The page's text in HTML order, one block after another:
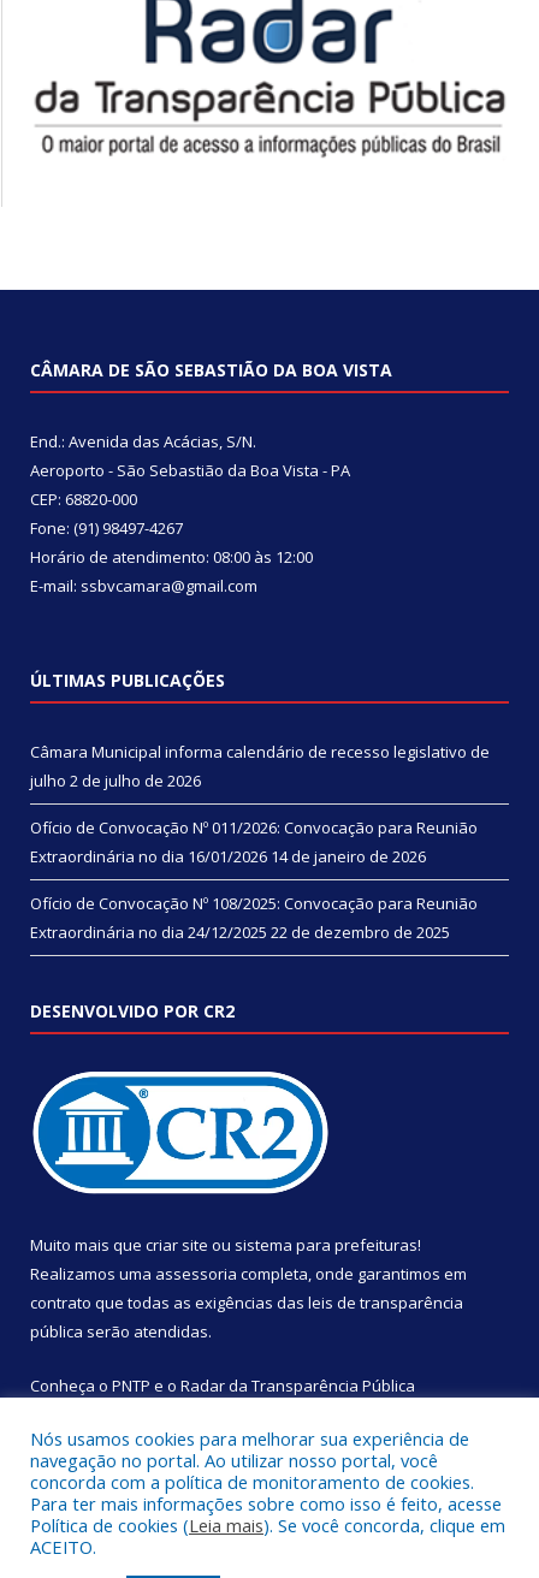
CÂMARA DE SÃO SEBASTIÃO DA BOA VISTA
End.: Avenida das Acácias, S/N.
Aeroporto - São Sebastião da Boa Vista - PA
CEP: 68820-000
Fone: (91) 98497-4267
Horário de atendimento: 08:00 às 12:00
E-mail: ssbvcamara@gmail.com
ÚLTIMAS PUBLICAÇÕES
Câmara Municipal informa calendário de recesso legislativo de
julho 2 de julho de 2026
Ofício de Convocação Nº 011/2026: Convocação para Reunião
Extraordinária no dia 16/01/2026 14 de janeiro de 2026
Ofício de Convocação Nº 108/2025: Convocação para Reunião
Extraordinária no dia 24/12/2025 22 de dezembro de 2025
DESENVOLVIDO POR CR2
Muito mais que criar site ou sistema para prefeituras!
Realizamos uma assessoria completa, onde garantimos em
contrato que todas as exigências das leis de transparência
pública serão atendidas.
Conheça o PNTP e o Radar da Transparência Pública
Todos os direitos reservados a Câmara Municipal de São
Sebastião da Boa Vista.
Nós usamos cookies para melhorar sua experiência de
navegação no portal. Ao utilizar nosso portal, você
concorda com a política de monitoramento de cookies.
Para ter mais informações sobre como isso é feito, acesse
Política de cookies (Leia mais). Se você concorda, clique em
ACEITO.